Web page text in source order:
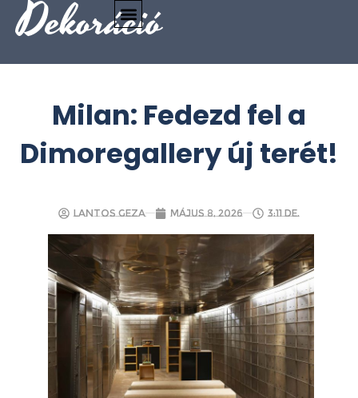
Dekoráció
Milan: Fedezd fel a
Dimoregallery új terét!
Lantos Geza május 8, 2026 3:11 de.